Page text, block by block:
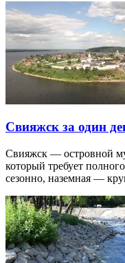
Свияжск за один
Свияжск — островной
который требует
сезонно, наземная —